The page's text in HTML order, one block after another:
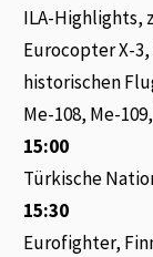
ILA-Highlights,
Eurocopter X-
historischen
Me-108, Me-
15:00
Türkische
15:30
Eurofighter,